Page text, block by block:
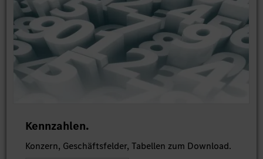
Kennzahlen.
Konzern, Geschäftsfelder, Tabellen zum Download.